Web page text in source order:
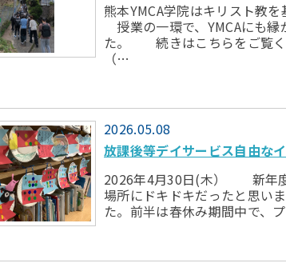
熊本YMCA学院はキリスト教
授業の一環で、YMCAにも
た。 続きはこちらをご覧く
（…
2026.05.08
放課後等デイサービス自由な
2026年4月30日(木） 新年度
場所にドキドキだったと思い
た。前半は春休み期間中で、